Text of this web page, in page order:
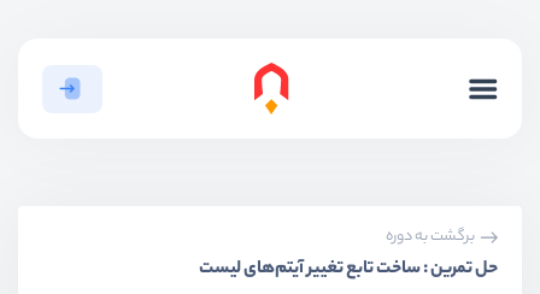
برگشت به دوره
حل تمرین : ساخت تابع تغییر آیتم‌های لیست
بخش چهارم